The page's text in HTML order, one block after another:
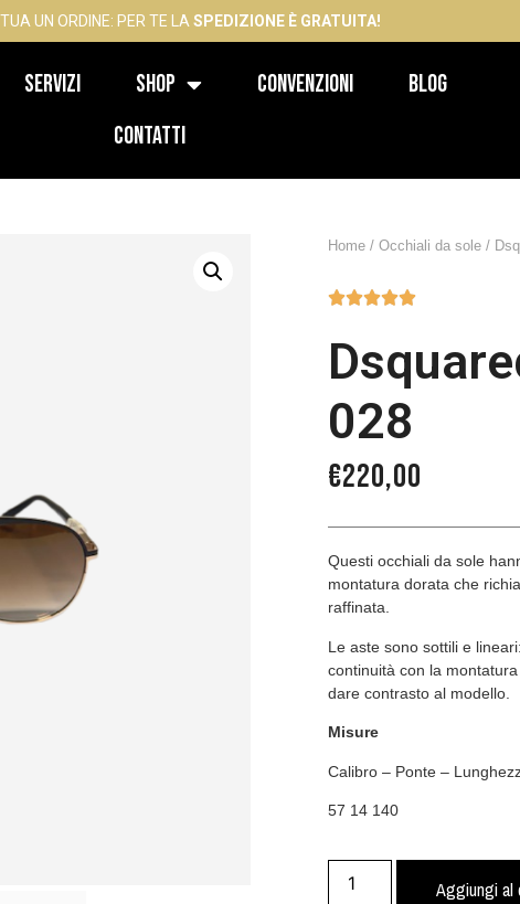
UN ORDINE: PER TE LASPEDIZIONE È GRATUITA!
Servizi Shop Convenzioni
Blog
Contatti
Home/ Occhiali da sole/

028
€220,00
Questi occhiali da sole
montatura dorata che
raffinata.
Le aste sono sottili e
continuità con la
dare contrasto al modello.
Misure
Calibro – Ponte –
57 14 140
Aggiungi al